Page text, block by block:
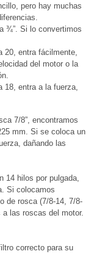
pero hay muchas
¾”. Si lo convertimos
20, entra fácilmente,
del motor o la
18, entra a la fuerza,
7/8”, encontramos
mm. Si se coloca un
dañando las
14 hilos por pulgada,
Si colocamos
de rosca (7/8-14, 7/8-
a las roscas del motor.
correcto para su